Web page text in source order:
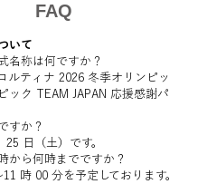
FAQ
いて
名称は何ですか？
ルティナ 2026 冬季オリンピッ
ック TEAM JAPAN 応援感謝パ
すか？
日（土）です。
から何時までですか？
時 00 分を予定しております。